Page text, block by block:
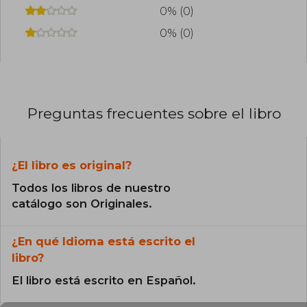
0% (0)
0% (0)
Preguntas frecuentes sobre el libro
¿El libro es original?
Todos los libros de nuestro
catálogo son Originales.
¿En qué Idioma está escrito el
libro?
El libro está escrito en Español.